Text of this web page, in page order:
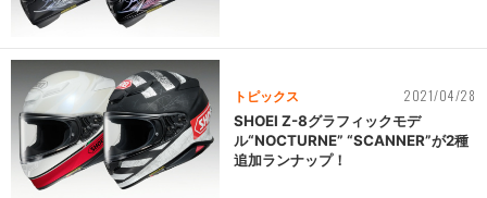
トピックス 2021/04/28
SHOEI Z-8グラフィックモデ
ル“NOCTURNE” “SCANNER”が2種
追加ランナップ！